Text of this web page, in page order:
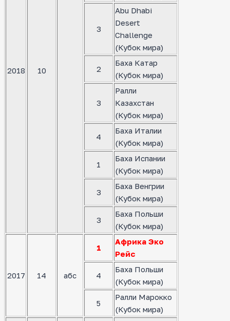
2018 10
3
Abu Dhabi
Desert
Challenge
(Кубок мира)
2
Баха Катар
(Кубок мира)
3
Ралли
Казахстан
(Кубок мира)
4
Баха Италии
(Кубок мира)
1
Баха Испании
(Кубок мира)
3
Баха Венгрии
(Кубок мира)
3
Баха Польши
(Кубок мира)
2017 14 абс
1
Африка Эко
Рейс
4
Баха Польши
(Кубок мира)
5
Ралли Марокко
(Кубок мира)